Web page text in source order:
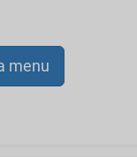
menu